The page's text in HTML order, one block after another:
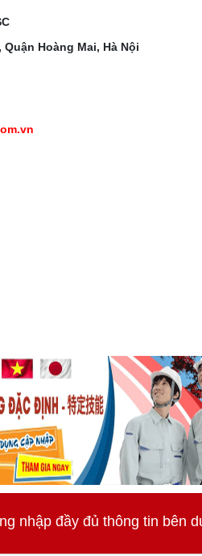
Hoàng Mai, Hà Nội
nhập đầy đủ thông tin bên